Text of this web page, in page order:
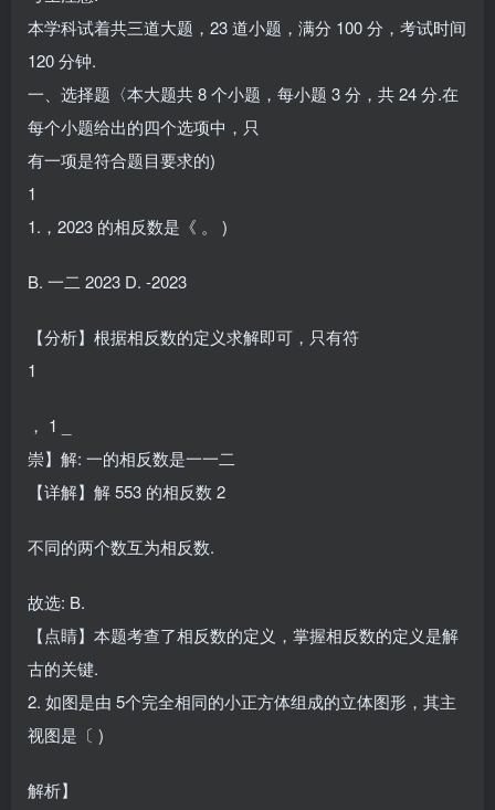
本学科试着共三道大题，23 道小题，满分 100 分，考试时间
120 分钟.
一、选择题〈本大题共 8 个小题，每小题 3 分，共 24 分.在
每个小题给出的四个选项中，只
有一项是符合题目要求的)
1
1.，2023 的相反数是《 。 )
B. 一二 2023 D. -2023
【分析】根据相反数的定义求解即可，只有符
1
， 1 _
崇】解: 一的相反数是一一二
【详解】解 553 的相反数 2
不同的两个数互为相反数.
故选: B.
【点睛】本题考查了相反数的定义，掌握相反数的定义是解
古的关键.
2. 如图是由 5个完全相同的小正方体组成的立体图形，其主
视图是〔 )
解析】